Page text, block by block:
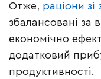
Отже, раціони
збалансовані за
економічно
додатковий
продуктивності.